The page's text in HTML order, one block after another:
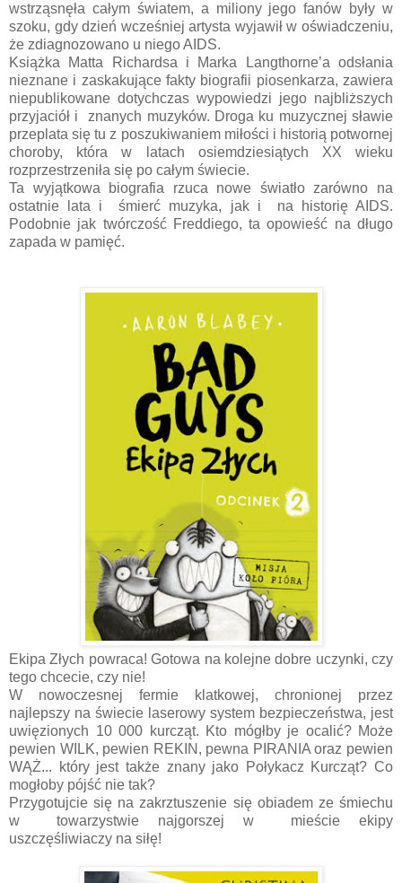
wstrząsnęła całym światem, a miliony jego fanów były w
szoku, gdy dzień wcześniej artysta wyjawił w oświadczeniu,
że zdiagnozowano u niego AIDS.
Książka Matta Richardsa i Marka Langthorne’a odsłania
nieznane i zaskakujące fakty biografii piosenkarza, zawiera
niepublikowane dotychczas wypowiedzi jego najbliższych
przyjaciół i znanych muzyków. Droga ku muzycznej sławie
przeplata się tu z poszukiwaniem miłości i historią potwornej
choroby, która w latach osiemdziesiątych XX wieku
rozprzestrzeniła się po całym świecie.
Ta wyjątkowa biografia rzuca nowe światło zarówno na
ostatnie lata i śmierć muzyka, jak i na historię AIDS.
Podobnie jak twórczość Freddiego, ta opowieść na długo
zapada w pamięć.
Ekipa Złych powraca! Gotowa na kolejne dobre uczynki, czy
tego chcecie, czy nie!
W nowoczesnej fermie klatkowej, chronionej przez
najlepszy na świecie laserowy system bezpieczeństwa, jest
uwięzionych 10 000 kurcząt. Kto mógłby je ocalić? Może
pewien WILK, pewien REKIN, pewna PIRANIA oraz pewien
WĄŻ... który jest także znany jako Połykacz Kurcząt? Co
mogłoby pójść nie tak?
Przygotujcie się na zakrztuszenie się obiadem ze śmiechu
w towarzystwie najgorszej w mieście ekipy
uszczęśliwiaczy na siłę!